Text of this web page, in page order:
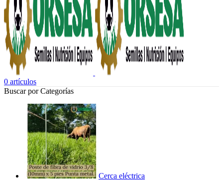
0 artículos
Buscar por Categorías
Cerca eléctrica